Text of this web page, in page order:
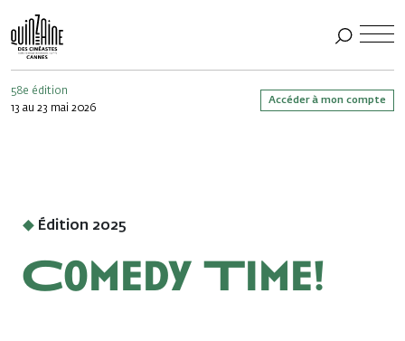
58e édition
13 au 23 mai 2026
Accéder à mon compte
Édition 2025
Comedy Time!